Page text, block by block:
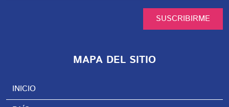
SUSCRIBIRME
MAPA DEL SITIO
INICIO